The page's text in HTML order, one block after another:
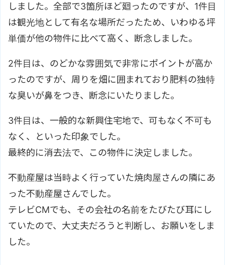
しました。全部で3箇所ほど廻ったのですが、1件目
は観光地として有名な場所だったため、いわゆる坪
単価が他の物件に比べて高く、断念しました。
2件目は、のどかな雰囲気で非常にポイントが高か
ったのですが、周りを畑に囲まれており肥料の独特
な臭いが鼻をつき、断念にいたりました。
3件目は、一般的な新興住宅地で、可もなく不可も
なく、といった印象でした。
最終的に消去法で、この物件に決定しました。
不動産屋は当時よく行っていた焼肉屋さんの隣にあ
った不動産屋さんでした。
テレビCMでも、その会社の名前をたびたび耳にし
ていたので、大丈夫だろうと判断し、お願いをしま
した。